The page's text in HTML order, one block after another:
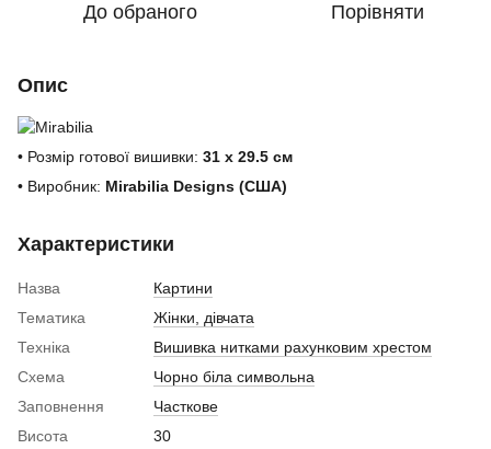
До обраного Порівняти
Опис
• Розмір готової вишивки: 31 x 29.5 см
• Виробник: Mirabilia Designs (США)
Характеристики
Назва
Картини
Тематика
Жінки, дівчата
Техніка
Вишивка нитками рахунковим хрестом
Схема
Чорно біла символьна
Заповнення
Часткове
Висота
30